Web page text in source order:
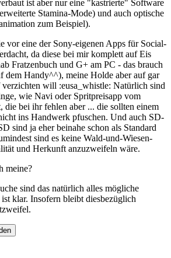
ist aber nur eine "kastrierte" Software
Stamina-Mode) und auch optische
zum Beispiel).
vor eine der Sony-eigenen Apps für Social-
da diese bei mir komplett auf Eis
Fratzenbuch und G+ am PC - das brauch
dem Handy^^), meine Holde aber auf gar
will :eusa_whistle: Natürlich sind
wie Navi oder Spritpreisapp vom
bei ihr fehlen aber ... die sollten einem
ins Handwerk pfuschen. Und auch SD-
sind ja eher beinahe schon als Standard
sind es keine Wald-und-Wiesen-
und Herkunft anzuzweifeln wäre.
meine?
sind das natürlich alles mögliche
klar. Insofern bleibt diesbezüglich